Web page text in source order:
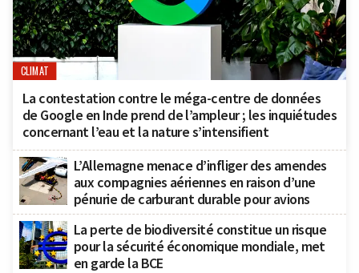
CLIMAT
La contestation contre le méga-centre de données
de Google en Inde prend de l’ampleur ; les inquiétudes
concernant l’eau et la nature s’intensifient
L’Allemagne menace d’infliger des amendes
aux compagnies aériennes en raison d’une
pénurie de carburant durable pour avions
La perte de biodiversité constitue un risque
pour la sécurité économique mondiale, met
en garde la BCE